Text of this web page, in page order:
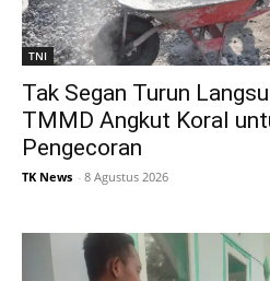
TNI
Tak Segan Turun
TMMD Angkut Koral
Pengecoran
TK News - 8 Agustus 2026